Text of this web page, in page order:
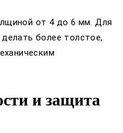
от 4 до 6 мм. Для
более толстое,
и защита